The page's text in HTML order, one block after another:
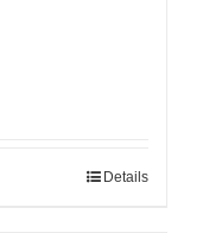
Details